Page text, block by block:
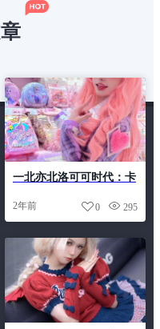
一北亦北洛可可时代：卡
2年前 295
0